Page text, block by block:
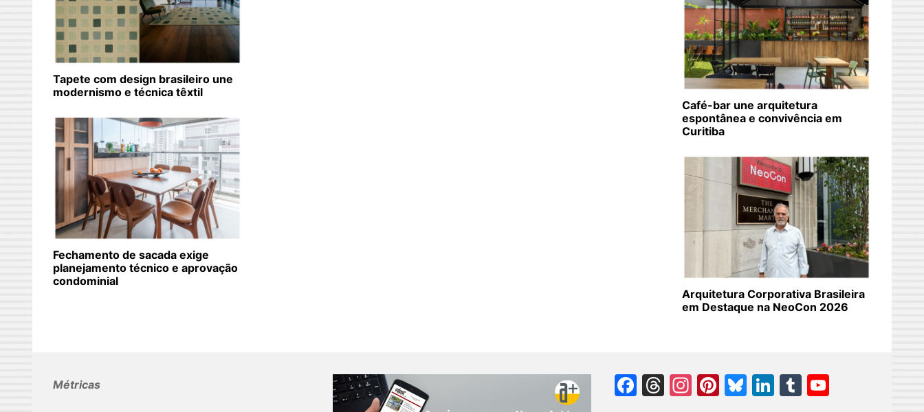
Tapete com design brasileiro une
modernismo e técnica têxtil
Fechamento de sacada exige
planejamento técnico e aprovação
condominial
Café-bar une arquitetura
espontânea e convivência em
Curitiba
Arquitetura Corporativa Brasileira
em Destaque na NeoCon 2026
Métricas Facebook
Threads
Instagram
Pinterest
Bluesky
LinkedIn
Tumblr